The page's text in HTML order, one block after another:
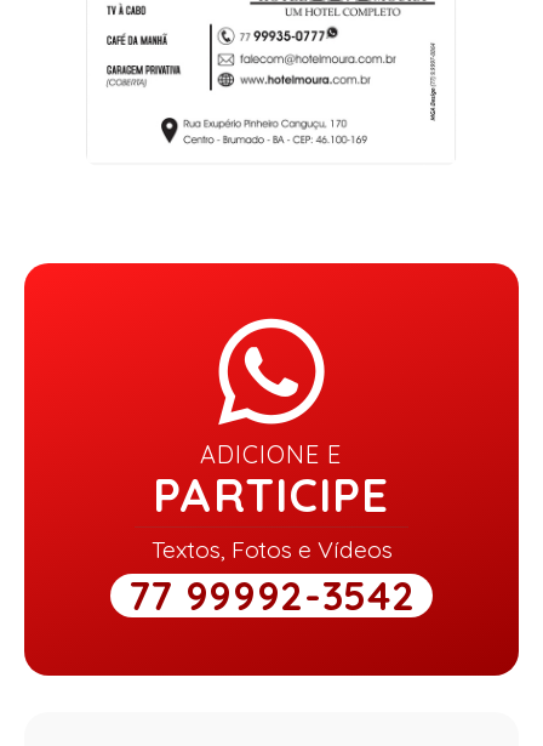
ADICIONE E
PARTICIPE
Textos, Fotos e Vídeos
77 99992-3542